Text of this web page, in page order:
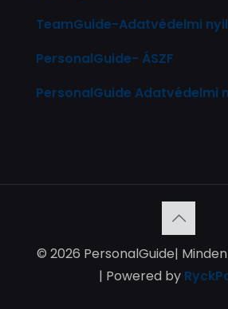
TeamGuide-Adatvédelmi
PersonalGuide- ÁSZF
PersonalGuide Adatvédelmi
© 2026 PersonalGuide|
| Powered by